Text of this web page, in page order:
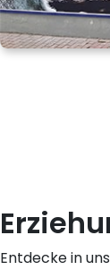
Entdecke in